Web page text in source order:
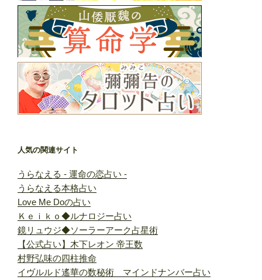
人気の関連サイト
うらなえる - 運命の恋占い -
うらなえる本格占い
Love Me Doの占い
Ｋｅｉｋｏ◆ルナロジー占い
鏡リュウジ◆ソーラーアーク占星術
【公式占い】木下レオン 帝王数
村野弘味の四柱推命
イヴルルド遙華の数秘術 マインドナンバー占い